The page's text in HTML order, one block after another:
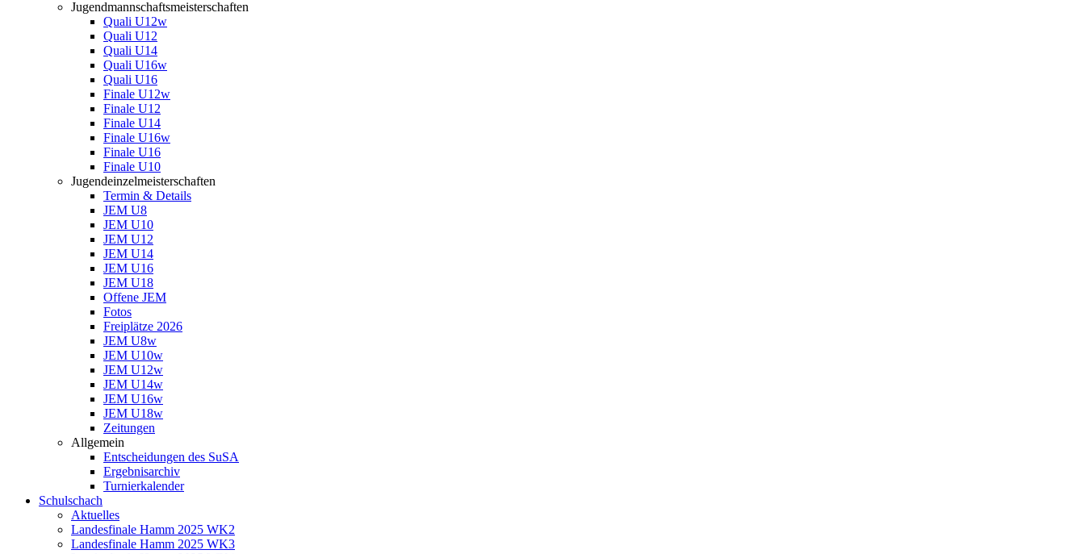
Jugendmannschaftsmeisterschaften
Quali U12w
Quali U12
Quali U14
Quali U16w
Quali U16
Finale U12w
Finale U12
Finale U14
Finale U16w
Finale U16
Finale U10
Jugendeinzelmeisterschaften
Termin & Details
JEM U8
JEM U10
JEM U12
JEM U14
JEM U16
JEM U18
Offene JEM
Fotos
Freiplätze 2026
JEM U8w
JEM U10w
JEM U12w
JEM U14w
JEM U16w
JEM U18w
Zeitungen
Allgemein
Entscheidungen des SuSA
Ergebnisarchiv
Turnierkalender
Schulschach
Aktuelles
Landesfinale Hamm 2025 WK2
Landesfinale Hamm 2025 WK3